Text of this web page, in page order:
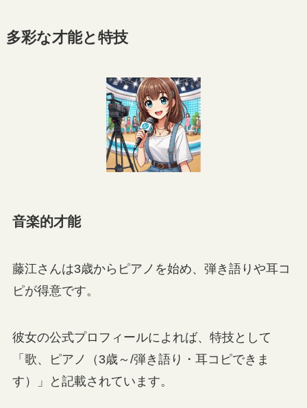
多彩な才能と特技
音楽的才能
藤江さんは3歳からピアノを始め、弾き語りや耳コ
ピが得意です。
彼女の公式プロフィールによれば、特技として
「歌、ピアノ（3歳～/弾き語り・耳コピできま
す）」と記載されています。